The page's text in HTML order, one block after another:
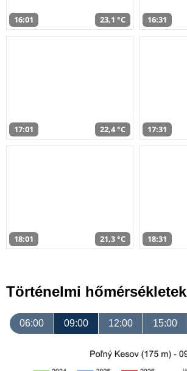
16:01 23,1 °C 16:31
17:01 22,4 °C 17:31
18:01 21,3 °C 18:31
Történelmi hőmérsékletek
06:00 09:00 12:00 15:00